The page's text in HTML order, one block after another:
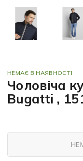
НЕМАЄ В НАЯВНОСТІ
Чоловіча
Bugatti ,